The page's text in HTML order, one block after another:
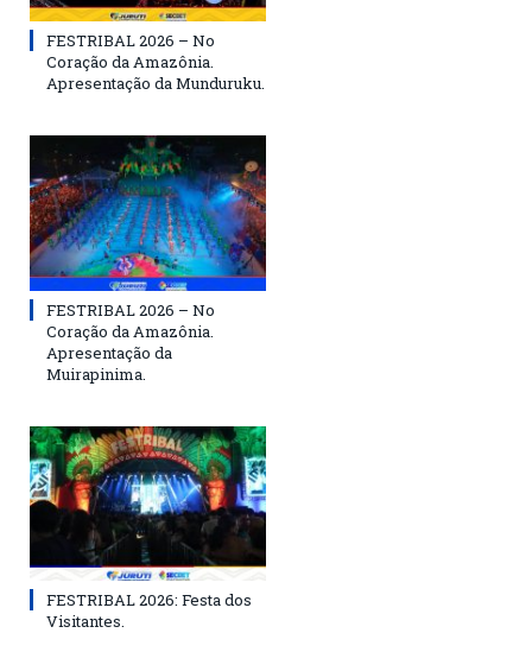
FESTRIBAL 2026 – No
Coração da Amazônia.
Apresentação da Munduruku.
FESTRIBAL 2026 – No
Coração da Amazônia.
Apresentação da
Muirapinima.
FESTRIBAL 2026: Festa dos
Visitantes.